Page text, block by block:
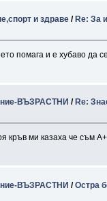
и здраве /Re: За
помага и е хубаво да
ВЪЗРАСТНИ / Re:
кръв ми казаха че съм
ВЪЗРАСТНИ /Остра